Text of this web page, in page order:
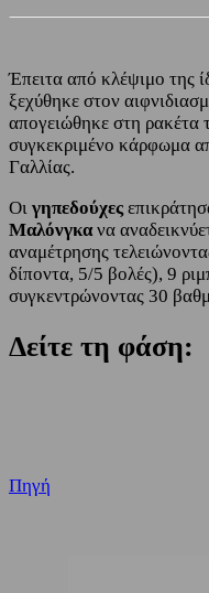
Έπειτα από κλέψιμο της
ξεχύθηκε στον
απογειώθηκε στη ρακέτα
συγκεκριμένο κάρφωμα
Γαλλίας.
Οι γηπεδούχες
Μαλόνγκανα
αναμέτρησης
δίποντα, 5/5 βολές), 9
συγκεντρώνοντας 30
Δείτε τη φάση:
Πηγή